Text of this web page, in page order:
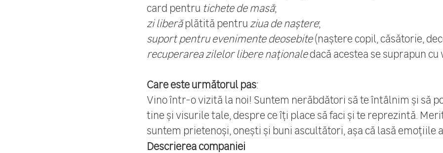
card pentru tichete de masă;
zi liberăplătită pentru ziua de naștere;
suport pentru evenimente deosebite(naștere copil, căsătorie,
recuperarea zilelor libere naționaledacă acestea se suprapun cu
Care este următorul pas:
Vino într-o vizită la noi! Suntem nerăbdători să te întâlnim și să
tine și visurile tale, despre ce îți place să faci și te reprezintă.
suntem prietenoși, onești și buni ascultători, așa că lasă emoțiile
Descrierea companiei